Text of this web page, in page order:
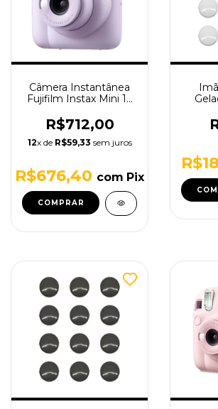
Câmera Instantânea
Fujifilm Instax Mini 12
R$712,00
12x de R$59,33 sem juros
R$676,40 com Pix